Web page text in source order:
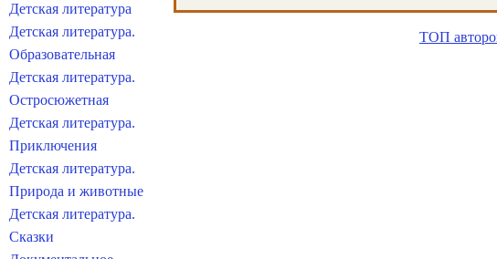
ТОП
Детская литература
Детская литература.
Образовательная
Детская литература.
Остросюжетная
Детская литература.
Приключения
Детская литература.
Природа и животные
Детская литература.
Сказки